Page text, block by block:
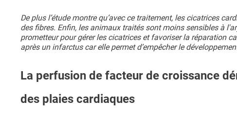
De plus l’étude montre qu’avec ce traitement, les cicatrices
des fibres. Enfin, les animaux traités sont moins sensibles à
prometteur pour gérer les cicatrices et favoriser la réparation
après un infarctus car elle permet d’empêcher le
La perfusion de facteur de croissance
des plaies cardiaques